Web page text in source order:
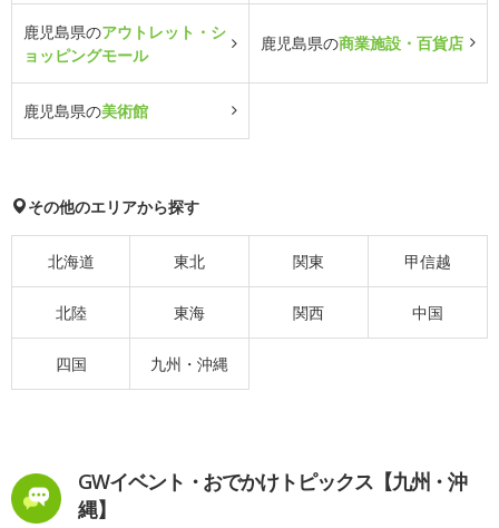
鹿児島県のアウトレット・シ
ョッピングモール
鹿児島県の商業施設・百貨店
鹿児島県の美術館
その他のエリアから探す
北海道 東北 関東 甲信越
北陸 東海 関西 中国
四国 九州・沖縄
GWイベント・おでかけトピックス【九州・沖
縄】